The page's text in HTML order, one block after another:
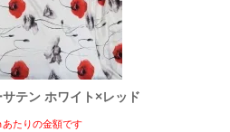
テン ホワイト×レッド
あたりの金額です